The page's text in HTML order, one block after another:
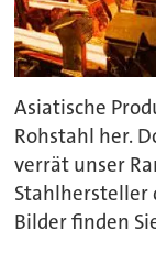
Asiatische
Rohstahl her.
verrät unser
Bilder finden